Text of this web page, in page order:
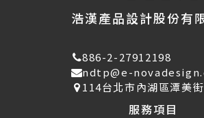
浩漢產品設計股份有
886-2-27912198
ndtp@e-
114台北市內湖區潭美
服務項目